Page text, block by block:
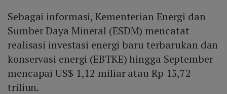
Sebagai informasi, Kementerian Energi dan
Sumber Daya Mineral (ESDM) mencatat
realisasi investasi energi baru terbarukan dan
konservasi energi (EBTKE) hingga September
mencapai US$ 1,12 miliar atau Rp 15,72
triliun.